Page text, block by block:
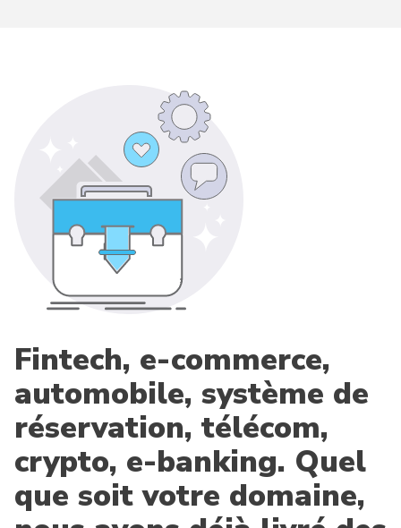
Fintech, e-commerce,
automobile, système de
réservation, télécom,
crypto, e-banking. Quel
que soit votre domaine,